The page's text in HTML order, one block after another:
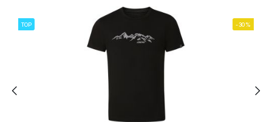
TOP -30%